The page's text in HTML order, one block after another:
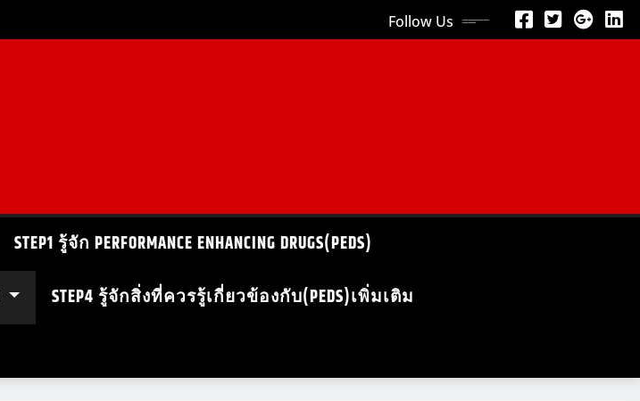
Follow Us
STEP1 รู้จัก PERFORMANCE ENHANCING DRUGS(PEDS)
STEP4 รู้จักสิ่งที่ควรรู้เกี่ยวข้องกับ(PEDS)เพิ่มเติม